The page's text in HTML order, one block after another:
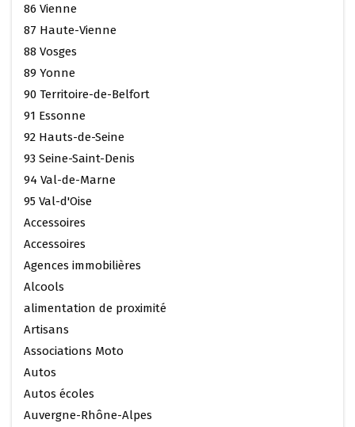
86 Vienne
87 Haute-Vienne
88 Vosges
89 Yonne
90 Territoire-de-Belfort
91 Essonne
92 Hauts-de-Seine
93 Seine-Saint-Denis
94 Val-de-Marne
95 Val-d'Oise
Accessoires
Accessoires
Agences immobilières
Alcools
alimentation de proximité
Artisans
Associations Moto
Autos
Autos écoles
Auvergne-Rhône-Alpes